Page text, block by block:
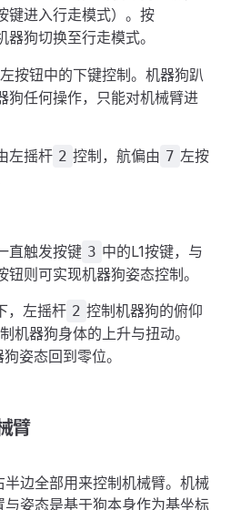
键进入行走模式）。按
狗切换至行走模式。
左按钮中的下键控制。机器狗趴
狗任何操作，只能对机械臂进
左摇杆 2 控制，航偏由 7 左按
直触发按键 3 中的L1按键，与
则可实现机器狗姿态控制。
，左摇杆 2 控制机器狗的俯仰
机器狗身体的上升与扭动。
姿态回到零位。
臂
边全部用来控制机械臂。机械
姿态是基于狗本身作为基坐标